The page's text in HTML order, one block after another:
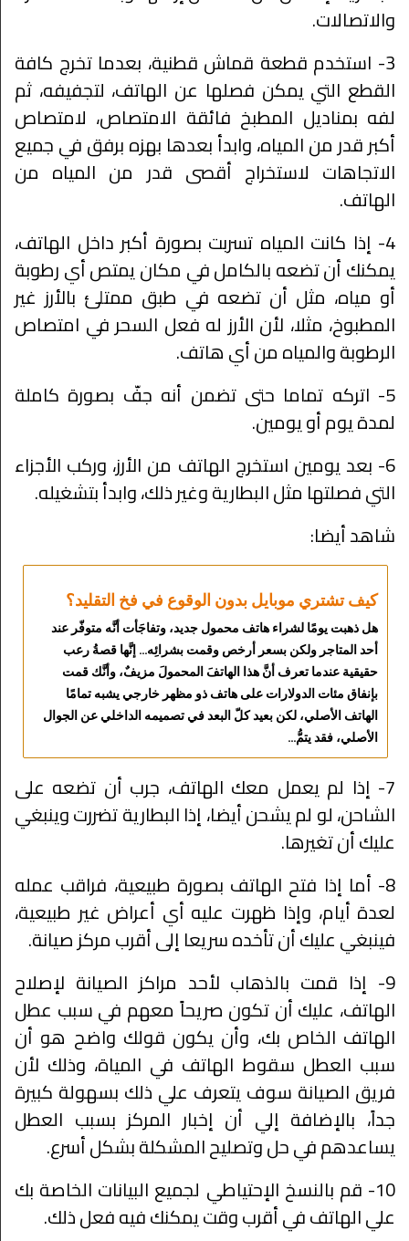
والاتصالات.
3- استخدم قطعة قماش قطنية، بعدما تخرج كافة
القطع التي يمكن فصلها عن الهاتف، لتجفيفه، ثم
لفه بمناديل المطبخ فائقة الامتصاص، لامتصاص
أكبر قدر من المياه، وابدأ بعدها بهزه برفق في جميع
الاتجاهات لاستخراج أقصى قدر من المياه من
الهاتف.
4- إذا كانت المياه تسربت بصورة أكبر داخل الهاتف،
يمكنك أن تضعه بالكامل في مكان يمتص أي رطوبة
أو مياه، مثل أن تضعه في طبق ممتلئ بالأرز غير
المطبوخ، مثلا، لأن الأرز له فعل السحر في امتصاص
الرطوبة والمياه من أي هاتف.
5- اتركه تماما حتى تضمن أنه جفّ بصورة كاملة
لمدة يوم أو يومين.
6- بعد يومين استخرج الهاتف من الأرز، وركب الأجزاء
التي فصلتها مثل البطارية وغير ذلك، وابدأ بتشغيله.
شاهد أيضا:
كيف تشتري موبايل بدون الوقوع في فخ التقليد؟
هل ذهبت يومًا لشراء هاتف محمول جديد، وتفاجَأت أنَّه متوفّر عند
أحد المتاجر ولكن بسعر أرخص وقمت بشرائِه… إنَّها قصةُ رعب
حقيقية عندما تعرف أنَّ هذا الهاتفَ المحمولَ مزيفٌ، وأنَّك قمت
بإنفاق مئات الدولارات على هاتف ذو مظهر خارجي يشبه تمامًا
الهاتف الأصلي، لكن بعيد كلّ البعد في تصميمه الداخلي عن الجوال
الأصلي، فقد يتمُّ…
7- إذا لم يعمل معك الهاتف، جرب أن تضعه على
الشاحن، لو لم يشحن أيضا، إذا البطارية تضررت وينبغي
عليك أن تغيرها.
8- أما إذا فتح الهاتف بصورة طبيعية، فراقب عمله
لعدة أيام، وإذا ظهرت عليه أي أعراض غير طبيعية،
فينبغي عليك أن تأخده سريعا إلى أقرب مركز صيانة.
9- إذا قمت بالذهاب لأحد مراكز الصيانة لإصلاح
الهاتف، عليك أن تكون صريحاً معهم في سبب عطل
الهاتف الخاص بك، وأن يكون قولك واضح هو أن
سبب العطل سقوط الهاتف في المياة، وذلك لأن
فريق الصيانة سوف يتعرف علي ذلك بسهولة كبيرة
جداً، بالإضافة إلي أن إخبار المركز بسبب العطل
يساعدهم في حل وتصليح المشكلة بشكل أسرع.
10- قم بالنسخ الإحتياطي لجميع البيانات الخاصة بك
علي الهاتف في أقرب وقت يمكنك فيه فعل ذلك.